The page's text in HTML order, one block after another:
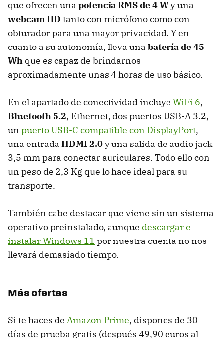
que ofrecen una potencia RMS de 4 Wy una
webcam HD tanto con micrófono como con
obturador para una mayor privacidad. Y en
cuanto a su autonomía, lleva una batería de 45
Wh que es capaz de brindarnos
aproximadamente unas 4 horas de uso básico.
En el apartado de conectividad incluye WiFi 6,
Bluetooth 5.2, Ethernet, dos puertos USB-A 3.2,
un puerto USB-C compatible con DisplayPort,
una entrada HDMI 2.0y una salida de audio jack
3,5 mm para conectar auriculares. Todo ello con
un peso de 2,3 Kg que lo hace ideal para su
transporte.
También cabe destacar que viene sin un sistema
operativo preinstalado, aunque descargar e
instalar Windows 11 por nuestra cuenta no nos
llevará demasiado tiempo.
Más ofertas
Si te haces de Amazon Prime, dispones de 30
días de prueba gratis (después 49,90 euros al